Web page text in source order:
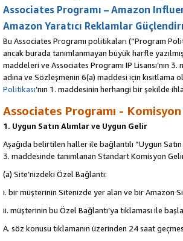
Associates Programı – Amazon
Amazon Yaratıcı Reklamlar
Bu Associates Programı politikaları (“Program
ancak burada tanımlanmayan büyük harfle
maddeleri ve Associates Programı IP Lisansı’nın
adına ve Sözleşmenin 6(a) maddesi için kısıtlama
Politikası’nın 1. maddesinin herhangi bir şekilde
Associates Programı -
1. Uygun Satın Alımlar ve Uygun Gelir
Aşağıda belirtilen haller ile bağlantılı “Uygun
3. maddesinde tanımlanan Standart Komisyon
(a) Site’nizdeki Özel Bağlantı:
i. bir müşterinin Sitenizde yer alan ve bir Amazon
ii. müşterinin bu Özel Bağlantı’ya tıklaması ile
A. söz konusu tıklamanın üzerinden 24 saat